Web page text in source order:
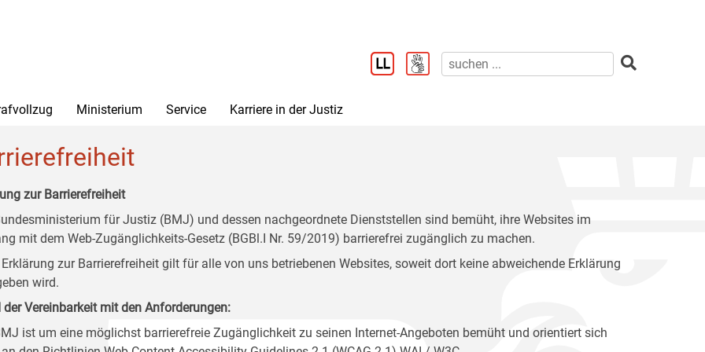
Ministerium Service Karriere in der Justiz
zur Barrierefreiheit
für Justiz (BMJ) und dessen nachgeordnete Dienststellen sind bemüht, ihre Websites im
mit dem Web-Zugänglichkeits-Gesetz (BGBl.I Nr. 59/2019) barrierefrei zugänglich zu machen.
Erklärung zur Barrierefreiheit gilt für alle von uns betriebenen Websites, soweit dort keine abweichende Erklärung
wird.
der Vereinbarkeit mit den Anforderungen:
ist um eine möglichst barrierefreie Zugänglichkeit zu seinen Internet-Angeboten bemüht und orientiert sich